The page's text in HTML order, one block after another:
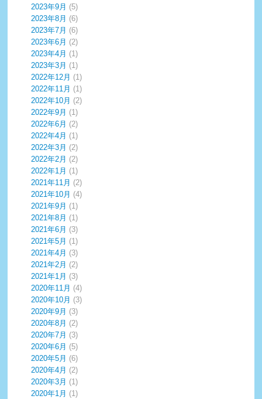
2023年9月 (5)
2023年8月 (6)
2023年7月 (6)
2023年6月 (2)
2023年4月 (1)
2023年3月 (1)
2022年12月 (1)
2022年11月 (1)
2022年10月 (2)
2022年9月 (1)
2022年6月 (2)
2022年4月 (1)
2022年3月 (2)
2022年2月 (2)
2022年1月 (1)
2021年11月 (2)
2021年10月 (4)
2021年9月 (1)
2021年8月 (1)
2021年6月 (3)
2021年5月 (1)
2021年4月 (3)
2021年2月 (2)
2021年1月 (3)
2020年11月 (4)
2020年10月 (3)
2020年9月 (3)
2020年8月 (2)
2020年7月 (3)
2020年6月 (5)
2020年5月 (6)
2020年4月 (2)
2020年3月 (1)
2020年1月 (1)